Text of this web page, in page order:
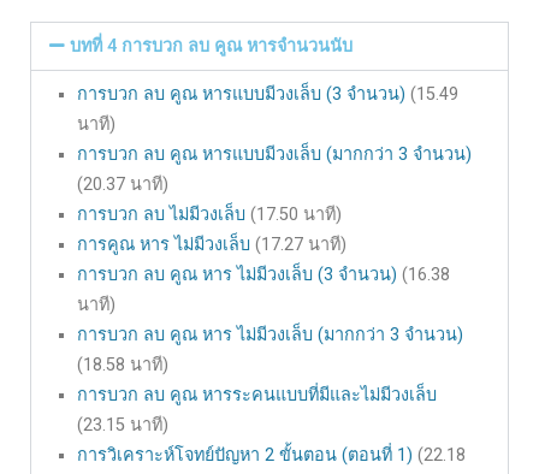
บทที่ 4 การบวก ลบ คูณ หารจำนวนนับ
การบวก ลบ คูณ หารแบบมีวงเล็บ (3 จำนวน) (15.49
นาที)
การบวก ลบ คูณ หารแบบมีวงเล็บ (มากกว่า 3 จำนวน)
(20.37 นาที)
การบวก ลบ ไม่มีวงเล็บ (17.50 นาที)
การคูณ หาร ไม่มีวงเล็บ (17.27 นาที)
การบวก ลบ คูณ หาร ไม่มีวงเล็บ (3 จำนวน) (16.38
นาที)
การบวก ลบ คูณ หาร ไม่มีวงเล็บ (มากกว่า 3 จำนวน)
(18.58 นาที)
การบวก ลบ คูณ หารระคนแบบที่มีและไม่มีวงเล็บ
(23.15 นาที)
การวิเคราะห์โจทย์ปัญหา 2 ขั้นตอน (ตอนที่ 1) (22.18